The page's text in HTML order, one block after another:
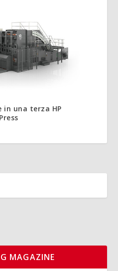
in una terza HP
MAGAZINE